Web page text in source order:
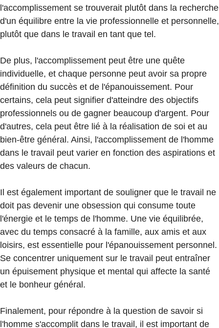
l'accomplissement se trouverait plutôt dans la recherche
d'un équilibre entre la vie professionnelle et personnelle,
plutôt que dans le travail en tant que tel.
De plus, l'accomplissement peut être une quête
individuelle, et chaque personne peut avoir sa propre
définition du succès et de l'épanouissement. Pour
certains, cela peut signifier d'atteindre des objectifs
professionnels ou de gagner beaucoup d'argent. Pour
d'autres, cela peut être lié à la réalisation de soi et au
bien-être général. Ainsi, l'accomplissement de l'homme
dans le travail peut varier en fonction des aspirations et
des valeurs de chacun.
Il est également important de souligner que le travail ne
doit pas devenir une obsession qui consume toute
l'énergie et le temps de l'homme. Une vie équilibrée,
avec du temps consacré à la famille, aux amis et aux
loisirs, est essentielle pour l'épanouissement personnel.
Se concentrer uniquement sur le travail peut entraîner
un épuisement physique et mental qui affecte la santé
et le bonheur général.
Finalement, pour répondre à la question de savoir si
l'homme s'accomplit dans le travail, il est important de